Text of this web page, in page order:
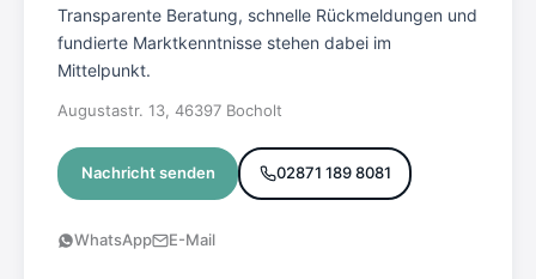
Transparente Beratung, schnelle Rückmeldungen und
fundierte Marktkenntnisse stehen dabei im
Mittelpunkt.
Augustastr. 13, 46397 Bocholt
Nachricht senden 02871 189 8081
WhatsApp E-Mail